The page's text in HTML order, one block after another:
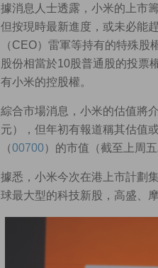
據消息人士透露，小米的上市
但按現時最新進度，或未必能
（CEO）雷軍等持有的特殊
股份相當於10股普通股的投票
有小米的控股權。
綜合市場消息，小米的估值將
元），但年初有報道稱其估值
（00700）的市值（截至上周
據悉，小米今次在港上市計劃
球最大型的科技新股，高盛、